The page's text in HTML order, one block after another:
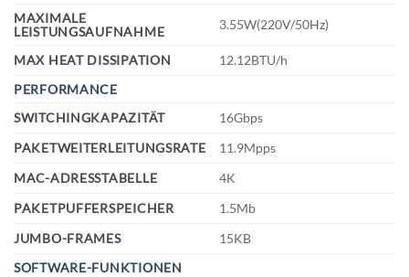
MAXIMALE
LEISTUNGSAUFNAHME
3.55W(220V/50Hz)
MAX HEAT DISSIPATION
12.12BTU/h
PERFORMANCE
SWITCHINGKAPAZITÄT
16Gbps
PAKETWEITERLEITUNGSRATE
11.9Mpps
MAC-ADRESSTABELLE
4K
PAKETPUFFERSPEICHER
1.5Mb
JUMBO-FRAMES
15KB
SOFTWARE-FUNKTIONEN